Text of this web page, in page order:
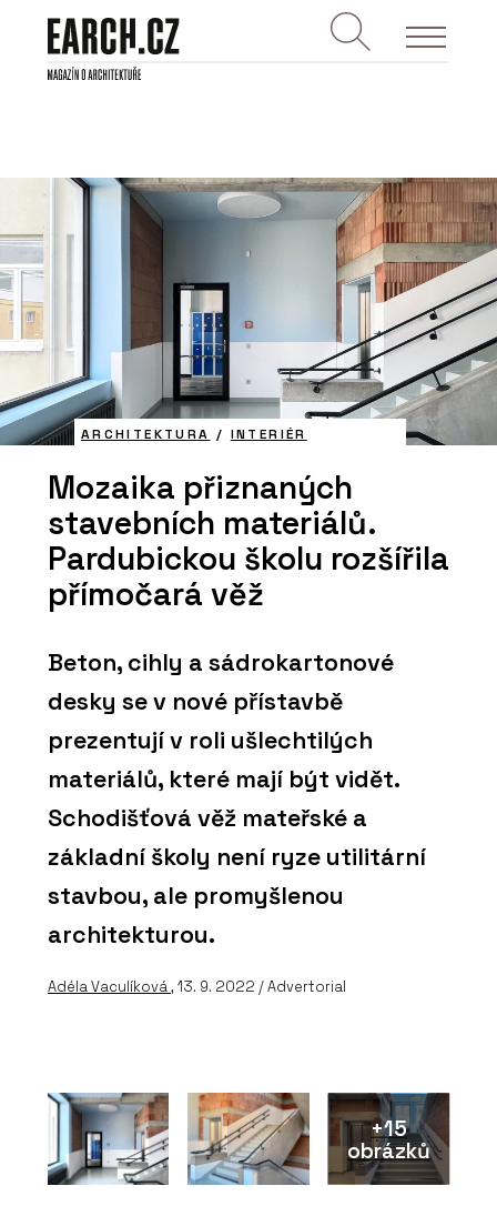
ARCHITEKTURA / INTERIÉR
Mozaika přiznaných
stavebních materiálů.
Pardubickou školu rozšířila
přímočará věž
Beton, cihly a sádrokartonové
desky se v nové přístavbě
prezentují v roli ušlechtilých
materiálů, které mají být vidět.
Schodišťová věž mateřské a
základní školy není ryze utilitární
stavbou, ale promyšlenou
architekturou.
Adéla Vaculíková, 13. 9. 2022 / Advertorial
+15
obrázků